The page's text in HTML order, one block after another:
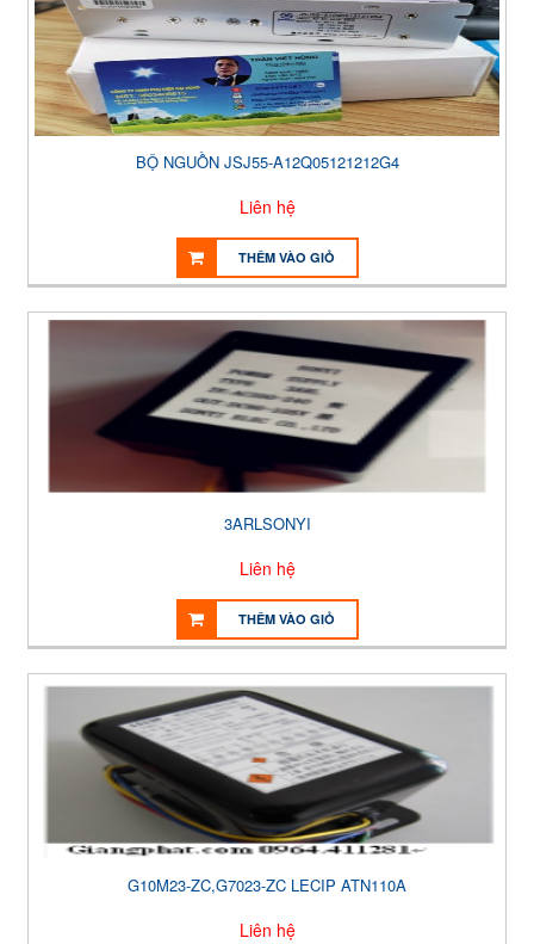
BỘ NGUỒN JSJ55-A12Q05121212G4
Liên hệ
THÊM VÀO GIỎ
3ARLSONYI
Liên hệ
THÊM VÀO GIỎ
G10M23-ZC,G7023-ZC LECIP ATN110A
Liên hệ